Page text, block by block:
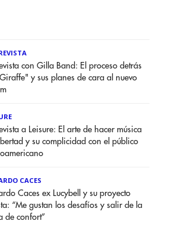
con Gilla Band: El proceso detrás
y sus planes de cara al nuevo
a Leisure: El arte de hacer música
y su complicidad con el público
CACES
Caces ex Lucybell y su proyecto
“Me gustan los desafíos y salir de la
de confort”